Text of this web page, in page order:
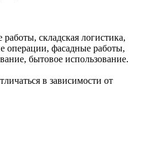
складская логистика,
операции, фасадные работы,
бытовое использование.
в зависимости от